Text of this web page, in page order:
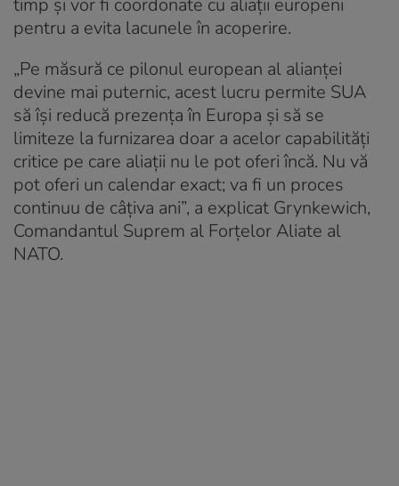
pentru a evita lacunele în acoperire.
„Pe măsură ce pilonul european al alianței
devine mai puternic, acest lucru permite SUA
să își reducă prezența în Europa și să se
limiteze la furnizarea doar a acelor capabilități
critice pe care aliații nu le pot oferi încă. Nu vă
pot oferi un calendar exact; va fi un proces
continuu de câțiva ani”, a explicat Grynkewich,
Comandantul Suprem al Forțelor Aliate al
NATO.